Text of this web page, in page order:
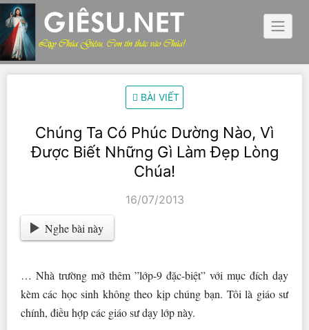
Skip
to
content
BÀI VIẾT
Chúng Ta Có Phúc Dường Nào, Vì
Được Biết Những Gì Làm Đẹp Lòng
Chúa!
16/07/2013
Nghe bài này
… Nhà trường mở thêm ”lớp-9 đặc-biệt” với mục đích dạy
kèm các học sinh không theo kịp chúng bạn. Tôi là giáo sư
chính, điều hợp các giáo sư dạy lớp này.